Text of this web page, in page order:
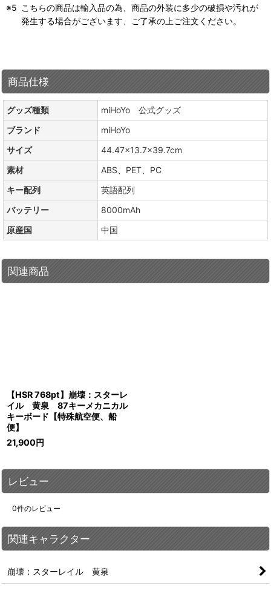
こちらの商品は輸入品の為、商品の外装に多少の破損や汚れが
発生する場合がございます、ご了承の上ご注文ください。
商品仕様
グッズ種類
miHoYo 公式グッズ
ブランド
miHoYo
サイズ
44.47×13.7×39.7cm
素材
ABS、PET、PC
キー配列
英語配列
バッテリー
8000mAh
原産国
中国
関連商品
【HSR 768pt】崩壊：スターレ
イル 黄泉 87キーメカニカル
キーボード【特殊航空便、船
便】
21,900円
レビュー
0件のレビュー
関連キャラクター
崩壊：スターレイル 黄泉